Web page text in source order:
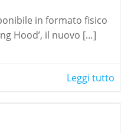
in formato fisico
Hood’, il nuovo […]
Leggi tutto